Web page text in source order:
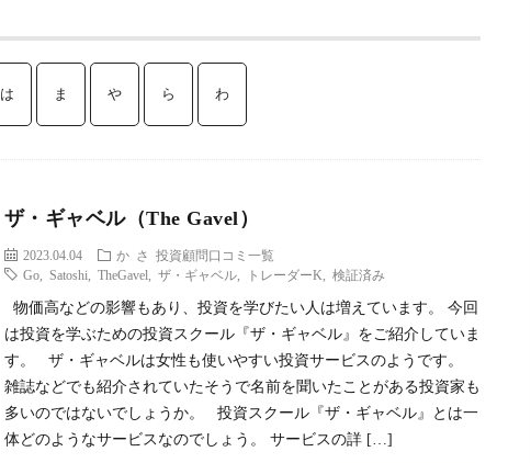
は ま や ら わ
ザ・ギャベル（The Gavel）
2023.04.04 か さ
投資顧問口コミ一覧
Go, Satoshi TheGavel ザ・ギャベル, トレーダーK 検証済み
物価高などの影響もあり、投資を学びたい人は増えています。 今回
は投資を学ぶための投資スクール『ザ・ギャベル』をご紹介していま
す。 ザ・ギャベルは女性も使いやすい投資サービスのようです。
雑誌などでも紹介されていたそうで名前を聞いたことがある投資家も
多いのではないでしょうか。 投資スクール『ザ・ギャベル』とは一
体どのようなサービスなのでしょう。 サービスの詳 […]